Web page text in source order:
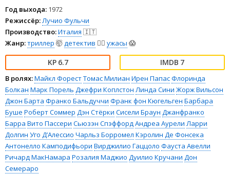
Год выхода: 1972
Режиссёр:Лучио Фульчи
Производство:Италия 🇮🇹
Жанр:триллер 🤯детектив 🕵️‍♂️ ужасы 😱
6.7 7
В ролях:Майкл ФорестТомас Милиан Ирен ПапасФлоринда
Болкан Марк Порель Джефри Коплстон Линда Сини Жорж Вильсон
Джон Барта Франко Бальдуччи Франк фон Кюгельген Барбара
Буше Роберт Соммер Дэн Стёрки Сисели Браун Джанфранко
Барра Вито Пассери Сьюзэн СпэффордАндреа Аурели Ларри
Долгин Уго Д’Алессио Чарльз Борромел Кэролин Де Фонсека
Антонелло Камподифьори Вирджилио Гаццоло Фауста Авелли
Ричард МакНамара Розалия Маджио Дуилио Кручани Дон
Семераро